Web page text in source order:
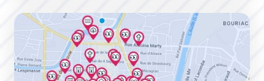
Carte interactive des lieux remarquables